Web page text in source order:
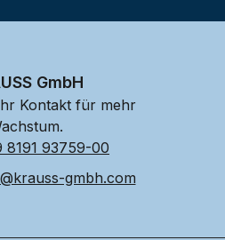
GmbH
Kontakt für mehr
8191 93759-00
gmbh.com